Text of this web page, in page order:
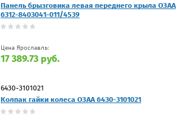
Панель брызговика левая переднего крыла ОЗАА
6312-8403041-011/4539
Цена Ярославль:
17 389.73 руб.
6430-3101021
Колпак гайки колеса ОЗАА 6430-3101021